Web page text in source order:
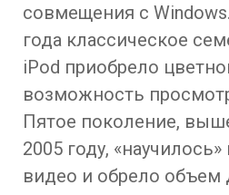
совмещения с
года классическое
iPod приобрело
возможность
Пятое поколение,
2005 году,
видео и обрело объем